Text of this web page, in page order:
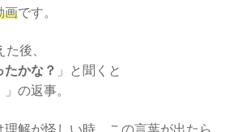
画です。
後、
たかな？ 」と聞くと
」の返事。
理解が怪しい時。この言葉が出たら